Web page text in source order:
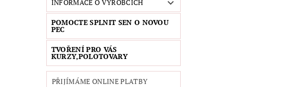
INFORMACE O VÝROBCÍCH
POMOCTE SPLNIT SEN O NOVOU
PEC
TVOŘENÍ PRO VÁS
KURZY,POLOTOVARY
PŘIJÍMÁME ONLINE PLATBY